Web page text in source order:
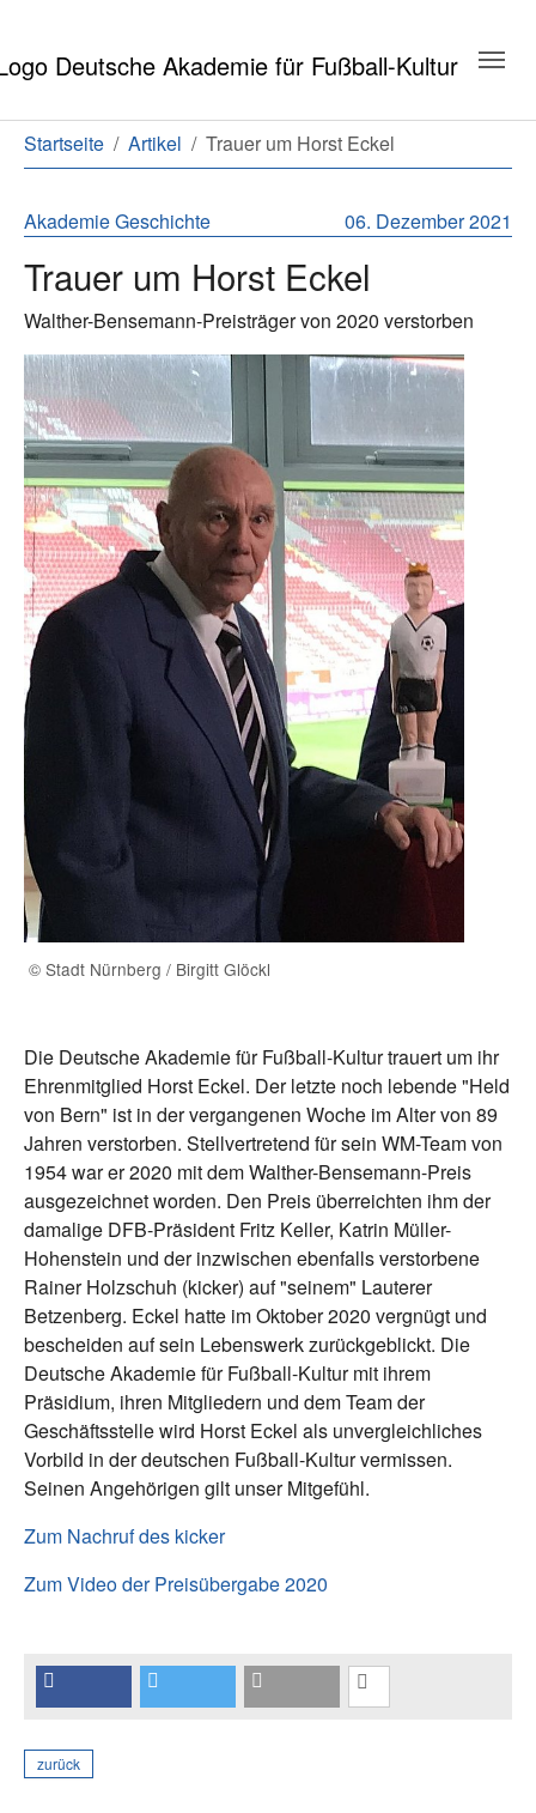
Sie sind hier:
Startseite Artikel Trauer um Horst Eckel
06. Dezember 2021
AkademieGeschichte
Trauer um Horst Eckel
Walther-Bensemann-Preisträger von 2020 verstorben
© Stadt Nürnberg / Birgitt Glöckl
Die Deutsche Akademie für Fußball-Kultur trauert um ihr
Ehrenmitglied Horst Eckel. Der letzte noch lebende "Held
von Bern" ist in der vergangenen Woche im Alter von 89
Jahren verstorben. Stellvertretend für sein WM-Team von
1954 war er 2020 mit dem Walther-Bensemann-Preis
ausgezeichnet worden. Den Preis überreichten ihm der
damalige DFB-Präsident Fritz Keller, Katrin Müller-
Hohenstein und der inzwischen ebenfalls verstorbene
Rainer Holzschuh (kicker) auf "seinem" Lauterer
Betzenberg. Eckel hatte im Oktober 2020 vergnügt und
bescheiden auf sein Lebenswerk zurückgeblickt. Die
Deutsche Akademie für Fußball-Kultur mit ihrem
Präsidium, ihren Mitgliedern und dem Team der
Geschäftsstelle wird Horst Eckel als unvergleichliches
Vorbild in der deutschen Fußball-Kultur vermissen.
Seinen Angehörigen gilt unser Mitgefühl.
Zum Nachruf des kicker
Zum Video der Preisübergabe 2020
zurück